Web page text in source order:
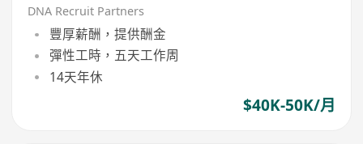
DNA Recruit Partners
豐厚薪酬，提供酬金
彈性工時，五天工作周
14天年休
$40K-50K/月